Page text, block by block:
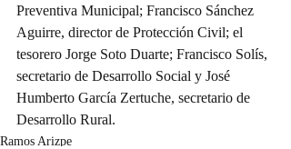
Preventiva Municipal; Francisco Sánchez
Aguirre, director de Protección Civil; el
tesorero Jorge Soto Duarte; Francisco Solís,
secretario de Desarrollo Social y José
Humberto García Zertuche, secretario de
Desarrollo Rural.
Ramos Arizpe